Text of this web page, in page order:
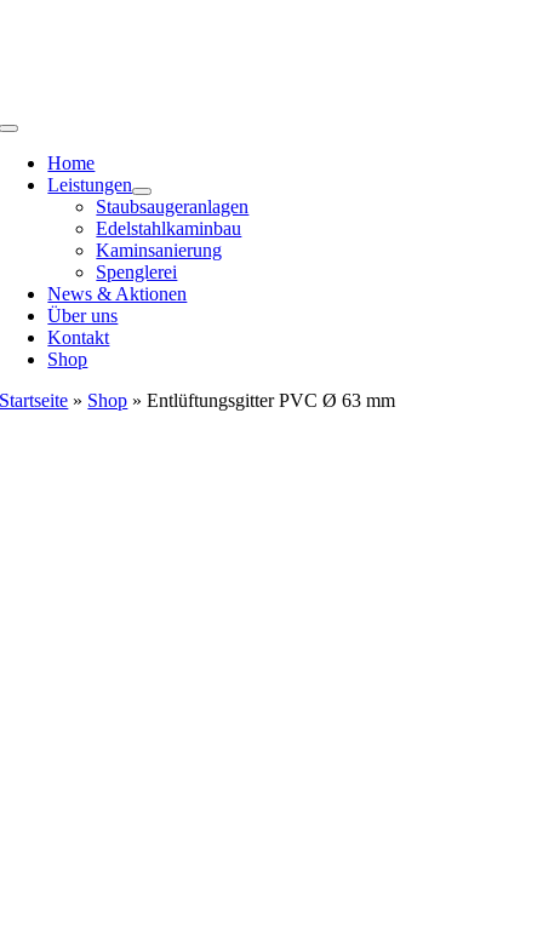
Toggle
NavigationHome
Leistungen
Staubsaugeranlagen
Edelstahlkaminbau
Kaminsanierung
Spenglerei
News & Aktionen
Über uns
Kontakt
Shop
Startseite » Shop »Entlüftungsgitter PVC Ø 63 mm